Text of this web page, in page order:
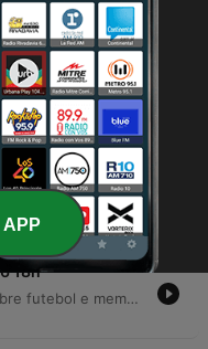
⭐Neto
13h ⭐Rodaika
O programa inicia com a interação entre os apresentadores e ouvintes, abordando temas como o cuidado de motociclistas na chuva, mudanças no consumo de música e a produção de documentários sobre o rock gaúcho. Em seguida, discute-se a importância de novos espaços para bandas independentes. A segunda parte traz notícias variadas, desde celebrações de aniversariantes famosos até eventos climáticos extremos no Rio Grande do Sul. O episódio também aborda polêmicas envolvendo Bruno Gagliasso e uma demissão por justa causa na Oktoberfest, encerrando com reflexões sobre a carreira no rádio, nostalgia das ondas curtas e discussões sobre futebol.
18h
O episódio inicia com uma conversa sobre futebol e memórias nostálgicas sobre a tecnologia de rádio, explorando as diferenças entre ondas AM, FM e curtas, além do cuidado com aparelhos antigos de válvula. Os apresentadores também relembram transmissões esportivas na Atlântida e compartilham notícias curiosas do cotidiano. A segunda parte aborda fofocas inusitadas, a turnê do Foo Fighters na América Latina e momentos de descontração com piadas e classificados. O programa encerra com uma curiosidade etimológica e a votação para o craque do episódio.
APP